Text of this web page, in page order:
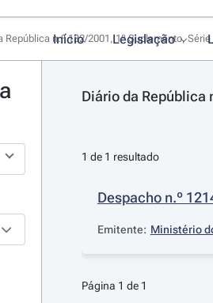
Início Legislação
República n.º 132/2001, 1º Suplemento,
Diário da República
1 de 1 resultado
Despacho n.º
Emitente: Ministério
Página 1 de 1